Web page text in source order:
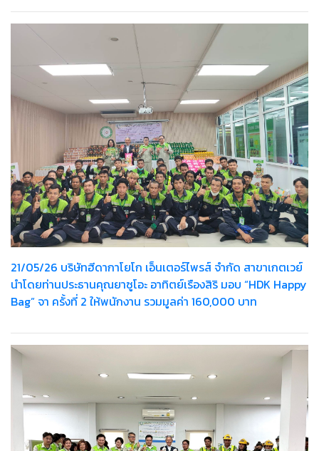
21/05/26 บริษัทฮีดากาโยโก เอ็นเตอร์ไพรส์ จำกัด สาขาเกตเวย์
นำโดยท่านประธานคุณยาซูโอะ อาทิตย์เรืองสิริ มอบ “HDK Happy
Bag” จา ครั้งที่ 2 ให้พนักงาน รวมมูลค่า 160,000 บาท